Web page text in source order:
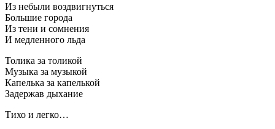
Из небыли воздвигнуться
Большие города
Из тени и сомнения
И медленного льда
Толика за толикой
Музыка за музыкой
Капелька за капелькой
Задержав дыхание
Тихо и легко…